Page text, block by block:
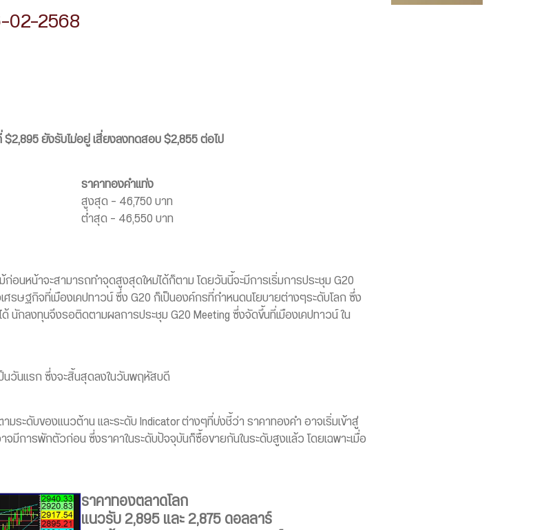
02-2568
$2,895 ยังรับไม่อยู่ เสี่ยงลงทดสอบ $2,855 ต่อไป
ราคาทองคำแท่ง
สูงสุด – 46,750 บาท
ต่ำสุด – 46,550 บาท
นหน้าจะสามารถทำจุดสูงสุดใหม่ได้ก็ตาม โดยวันนี้จะมีการเริ่มการประชุม G20
รษฐกิจที่เมืองเคปทาวน์ ซึ่ง G20 ก็เป็นองค์กรที่กำหนดนโยบายต่างๆระดับโลก ซึ่ง
กลงทุนจึงรอติดตามผลการประชุม G20 Meeting ซึ่งจัดขึ้นที่เมืองเคปทาวน์ ใน
ป็นวันแรก ซึ่งจะสิ้นสุดลงในวันพฤหัสบดี
มระดับของแนวต้าน และระดับ Indicator ต่างๆที่บ่งชี้ว่า ราคาทองคำ อาจเริ่มเข้าสู่
จมีการพักตัวก่อน ซึ่งราคาในระดับปัจจุบันก็ซื้อขายกันในระดับสูงแล้ว โดยเฉพาะเมื่อ
ราคาทองตลาดโลก
แนวรับ 2,895 และ 2,875 ดอลลาร์